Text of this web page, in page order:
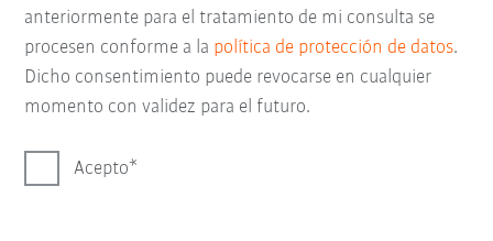
anteriormente para el tratamiento de mi consulta se
procesen conforme a la política de protección de datos.
Dicho consentimiento puede revocarse en cualquier
momento con validez para el futuro.
Acepto